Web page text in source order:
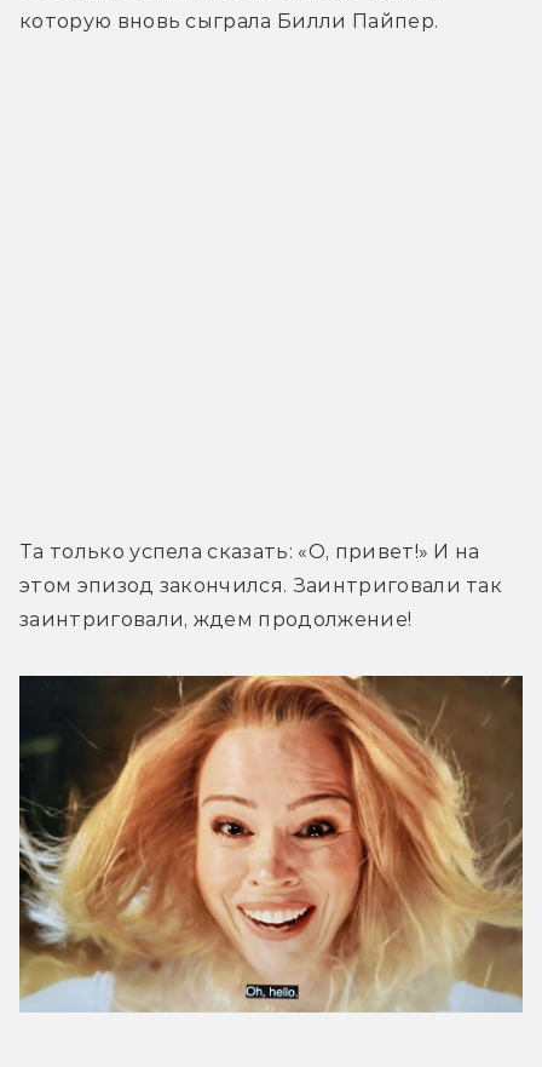
которую вновь сыграла Билли Пайпер.
Та только успела сказать: «О, привет!» И на
этом эпизод закончился. Заинтриговали так
заинтриговали, ждем продолжение!